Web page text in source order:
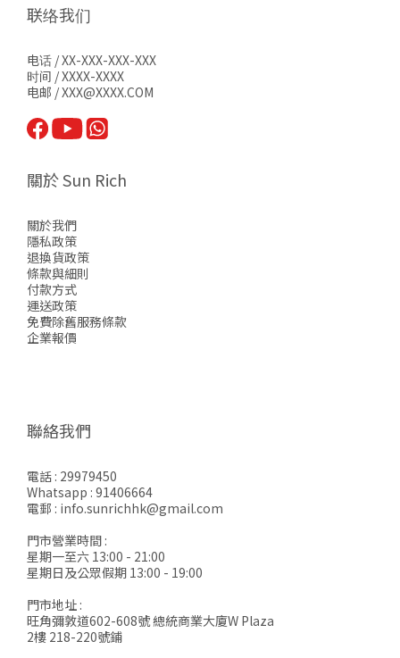
联络我们
电话 / XX-XXX-XXX-XXX
时间 / XXXX-XXXX
电邮 / XXX@XXXX.COM
關於 Sun Rich
關於我們
隱私政策
退換貨政策
條款與細則
付款方式
運送政策
免費除舊服務條款
企業報價
聯絡我們
電話 : 29979450
Whatsapp : 91406664
電郵 : info.sunrichhk@gmail.com
門市營業時間 :
星期一至六 13:00 - 21:00
星期日及公眾假期 13:00 - 19:00
門市地址 :
旺角彌敦道602-608號 總統商業大廈W Plaza
2樓 218-220號鋪